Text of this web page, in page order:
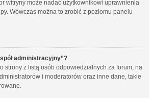
witryny może nadać użytkownikowi uprawnienia
Wówczas można to zrobić z poziomu panelu
administracyjny”?
strony z listą osób odpowiedzialnych za forum, na
i moderatorów oraz inne dane, takie